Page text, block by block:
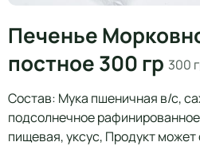
Печенье
постное 300 гр 300
Состав: Мука пшеничная в/с,
подсолнечное
пищевая, уксус, Продукт